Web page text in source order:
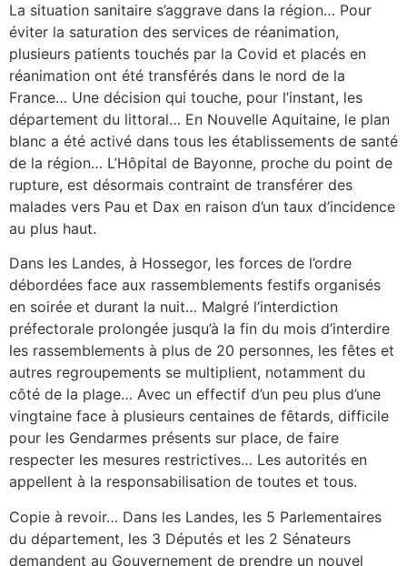
La situation sanitaire s’aggrave dans la région… Pour
éviter la saturation des services de réanimation,
plusieurs patients touchés par la Covid et placés en
réanimation ont été transférés dans le nord de la
France… Une décision qui touche, pour l’instant, les
département du littoral… En Nouvelle Aquitaine, le plan
blanc a été activé dans tous les établissements de santé
de la région… L’Hôpital de Bayonne, proche du point de
rupture, est désormais contraint de transférer des
malades vers Pau et Dax en raison d’un taux d’incidence
au plus haut.
Dans les Landes, à Hossegor, les forces de l’ordre
débordées face aux rassemblements festifs organisés
en soirée et durant la nuit… Malgré l’interdiction
préfectorale prolongée jusqu’à la fin du mois d’interdire
les rassemblements à plus de 20 personnes, les fêtes et
autres regroupements se multiplient, notamment du
côté de la plage… Avec un effectif d’un peu plus d’une
vingtaine face à plusieurs centaines de fêtards, difficile
pour les Gendarmes présents sur place, de faire
respecter les mesures restrictives… Les autorités en
appellent à la responsabilisation de toutes et tous.
Copie à revoir… Dans les Landes, les 5 Parlementaires
du département, les 3 Députés et les 2 Sénateurs
demandent au Gouvernement de prendre un nouvel